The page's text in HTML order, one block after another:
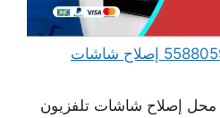
فني تصليح تلفزيونات 55880595 إصلاح شاشات
محل إصلاح شاشات تلفزيون